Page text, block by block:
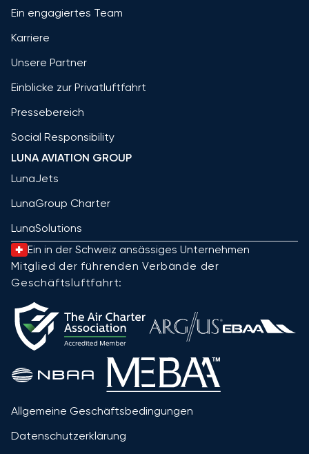
Ein engagiertes Team
Karriere
Unsere Partner
Einblicke zur Privatluftfahrt
Pressebereich
Social Responsibility
LUNA AVIATION GROUP
LunaJets
LunaGroup Charter
LunaSolutions
Ein in der Schweiz ansässiges Unternehmen
Mitglied der führenden Verbände der
Geschäftsluftfahrt:
Allgemeine Geschäftsbedingungen
Datenschutzerklärung